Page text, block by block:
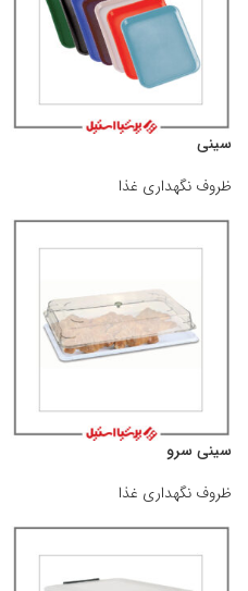
سینی
ظروف نگهداری غذا
سینی سرو
ظروف نگهداری غذا